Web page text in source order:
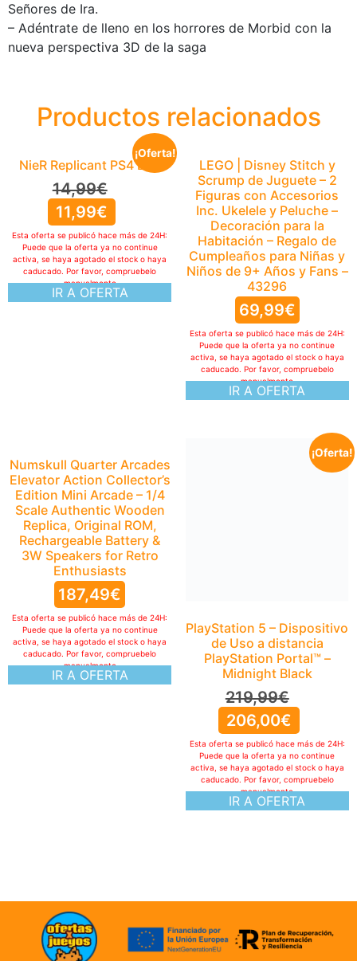
Señores de Ira.
– Adéntrate de lleno en los horrores de Morbid con la
nueva perspectiva 3D de la saga
Productos relacionados
¡Oferta!
NieR Replicant PS4 ESP
14,99€
11,99€
IR A OFERTA
Esta oferta se publicó hace más de 24H:
Puede que la oferta ya no continue
activa, se haya agotado el stock o haya
caducado. Por favor, compruebelo
manualmente
LEGO | Disney Stitch y
Scrump de Juguete – 2
Figuras con Accesorios
Inc. Ukelele y Peluche –
Decoración para la
Habitación – Regalo de
Cumpleaños para Niñas y
Niños de 9+ Años y Fans –
43296
69,99€
IR A OFERTA
Esta oferta se publicó hace más de 24H:
Puede que la oferta ya no continue
activa, se haya agotado el stock o haya
caducado. Por favor, compruebelo
manualmente
Numskull Quarter Arcades
Elevator Action Collector’s
Edition Mini Arcade – 1/4
Scale Authentic Wooden
Replica, Original ROM,
Rechargeable Battery &
3W Speakers for Retro
Enthusiasts
187,49€
IR A OFERTA
Esta oferta se publicó hace más de 24H:
Puede que la oferta ya no continue
activa, se haya agotado el stock o haya
caducado. Por favor, compruebelo
manualmente
¡Oferta!
PlayStation 5 – Dispositivo
de Uso a distancia
PlayStation Portal™ –
Midnight Black
219,99€
206,00€
IR A OFERTA
Esta oferta se publicó hace más de 24H:
Puede que la oferta ya no continue
activa, se haya agotado el stock o haya
caducado. Por favor, compruebelo
manualmente